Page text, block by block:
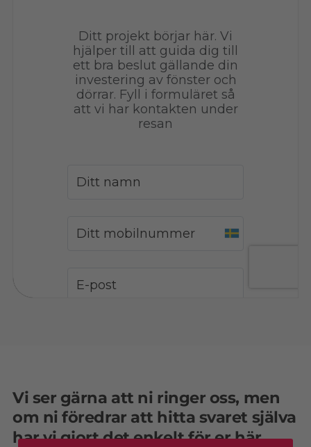
Vi ser gärna att ni ringer oss, men
om ni föredrar att hitta svaret själva
har vi gjort det enkelt för er här.